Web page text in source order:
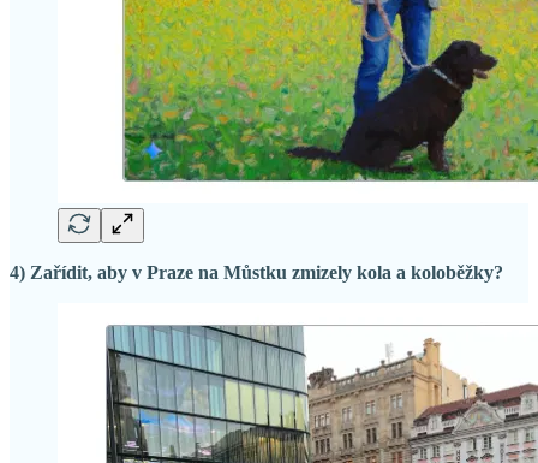
4) Zařídit, aby v Praze na Můstku zmizely kola a koloběžky?